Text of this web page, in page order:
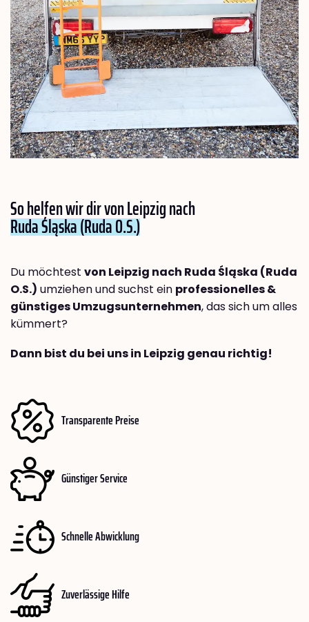
So helfen wir dir von Leipzig nach
Ruda Śląska (Ruda O.S.)
Du möchtest von Leipzig nach Ruda Śląska (Ruda
O.S.) umziehen und suchst ein professionelles &
günstiges Umzugsunternehmen, das sich um alles
kümmert?
Dann bist du bei uns in Leipzig genau richtig!
Transparente Preise
Günstiger Service
Schnelle Abwicklung
Zuverlässige Hilfe